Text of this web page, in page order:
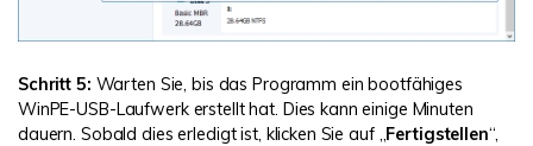
Schritt 5: Warten Sie, bis das Programm ein bootfähiges
WinPE-USB-Laufwerk erstellt hat. Dies kann einige Minuten
dauern. Sobald dies erledigt ist, klicken Sie auf „Fertigstellen“,